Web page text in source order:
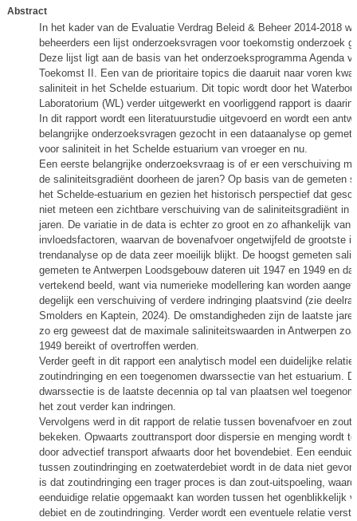
Abstract
In het kader van de Evaluatie Verdrag Beleid & Beheer 2014-2018
beheerders een lijst onderzoeksvragen voor toekomstig onderzoek
Deze lijst ligt aan de basis van het onderzoeksprogramma Agenda
Toekomst II. Een van de prioritaire topics die daaruit naar voren
saliniteit in het Schelde estuarium. Dit topic wordt door het
Laboratorium (WL) verder uitgewerkt en voorliggend rapport is daarin
In dit rapport wordt een literatuurstudie uitgevoerd en wordt een
belangrijke onderzoeksvragen gezocht in een dataanalyse op
voor saliniteit in het Schelde estuarium van vroeger en nu.
Een eerste belangrijke onderzoeksvraag is of er een verschuiving
de saliniteitsgradiënt doorheen de jaren? Op basis van de gemeten
het Schelde-estuarium en gezien het historisch perspectief dat
niet meteen een zichtbare verschuiving van de saliniteitsgradiënt in
jaren. De variatie in de data is echter zo groot en zo afhankelijk van
invloedsfactoren, waarvan de bovenafvoer ongetwijfeld de grootste
trendanalyse op de data zeer moeilijk blijkt. De hoogst gemeten
gemeten te Antwerpen Loodsgebouw dateren uit 1947 en 1949 en
vertekend beeld, want via numerieke modellering kan worden
degelijk een verschuiving of verdere indringing plaatsvind (zie
Smolders en Kaptein, 2024). De omstandigheden zijn de laatste
zo erg geweest dat de maximale saliniteitswaarden in Antwerpen
1949 bereikt of overtroffen werden.
Verder geeft in dit rapport een analytisch model een duidelijke relatie
zoutindringing en een toegenomen dwarssectie van het estuarium.
dwarssectie is de laatste decennia op tal van plaatsen wel
het zout verder kan indringen.
Vervolgens werd in dit rapport de relatie tussen bovenafvoer en
bekeken. Opwaarts zouttransport door dispersie en menging wordt
door advectief transport afwaarts door het bovendebiet. Een
tussen zoutindringing en zoetwaterdebiet wordt in de data niet
is dat zoutindringing een trager proces is dan zout-uitspoeling,
eenduidige relatie opgemaakt kan worden tussen het ogenblikkelijk
debiet en de zoutindringing. Verder wordt een eventuele relatie